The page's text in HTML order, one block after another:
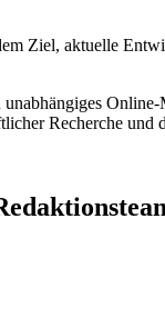
Ziel, aktuelle
Recherche und